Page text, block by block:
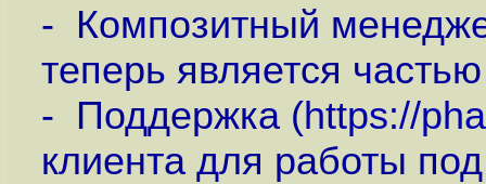
- Композитный
теперь является
- Поддержка (https://
клиента для работы